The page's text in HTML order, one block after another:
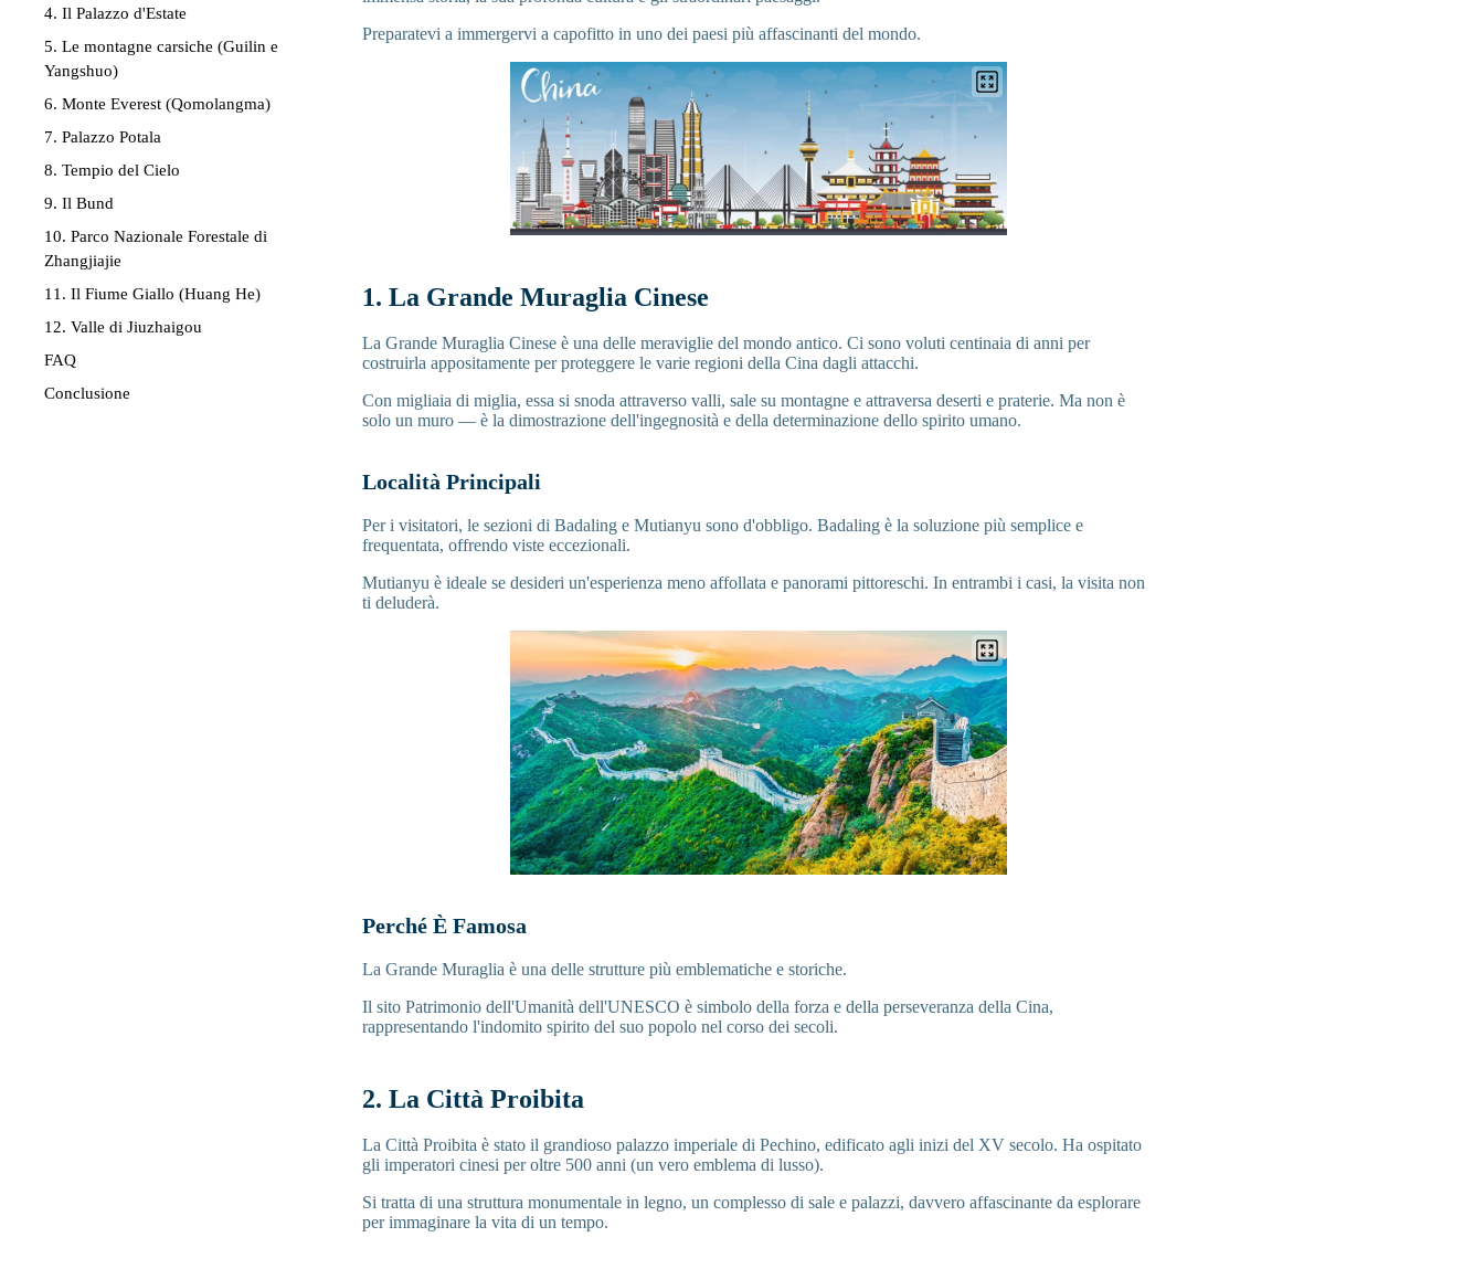
4. Il Palazzo d'Estate
5. Le montagne carsiche (Guilin e
Yangshuo)
6. Monte Everest (Qomolangma)
7. Palazzo Potala
8. Tempio del Cielo
9. Il Bund
10. Parco Nazionale Forestale di
Zhangjiajie
11. Il Fiume Giallo (Huang He)
12. Valle di Jiuzhaigou
FAQ
Conclusione
Preparatevi a immergervi a capofitto in uno dei paesi più affascinanti del mondo.
1. La Grande Muraglia Cinese
La Grande Muraglia Cinese è una delle meraviglie del mondo antico. Ci sono voluti centinaia di anni per
costruirla appositamente per proteggere le varie regioni della Cina dagli attacchi.
Con migliaia di miglia, essa si snoda attraverso valli, sale su montagne e attraversa deserti e praterie. Ma non è
solo un muro — è la dimostrazione dell'ingegnosità e della determinazione dello spirito umano.
Località Principali
Per i visitatori, le sezioni di Badaling e Mutianyu sono d'obbligo. Badaling è la soluzione più semplice e
frequentata, offrendo viste eccezionali.
Mutianyu è ideale se desideri un'esperienza meno affollata e panorami pittoreschi. In entrambi i casi, la visita non
ti deluderà.
Perché È Famosa
La Grande Muraglia è una delle strutture più emblematiche e storiche.
Il sito Patrimonio dell'Umanità dell'UNESCO è simbolo della forza e della perseveranza della Cina,
rappresentando l'indomito spirito del suo popolo nel corso dei secoli.
2. La Città Proibita
La Città Proibita è stato il grandioso palazzo imperiale di Pechino, edificato agli inizi del XV secolo. Ha ospitato
gli imperatori cinesi per oltre 500 anni (un vero emblema di lusso).
Si tratta di una struttura monumentale in legno, un complesso di sale e palazzi, davvero affascinante da esplorare
per immaginare la vita di un tempo.